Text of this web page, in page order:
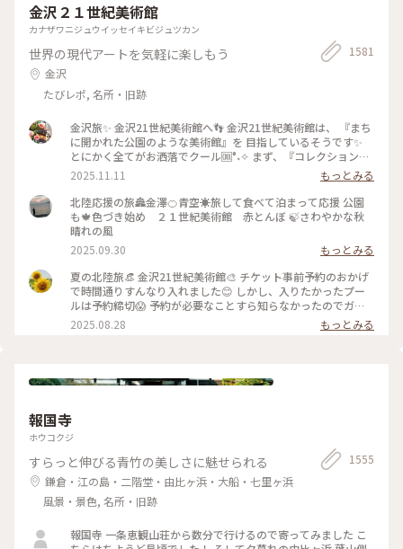
金沢２１世紀美術館
カナザワニジュウイッセイキビジュツカン
世界の現代アートを気軽に楽しもう
金沢
たびレポ, 名所・旧跡
1581
金沢旅✨ 金沢21世紀美術館へ👣 金沢21世紀美術館は、 『まち
に開かれた公園のような美術館』を 目指しているそうです✨
とにかく全てがお洒落でクール🆒°˖✧ まず、『コレクション展
2 文字の可能性』を鑑賞。 現代アート作品における「文字」
の表現に 焦点を当てて、文字が持つ可能性を 絵画、版画、
書、陶芸、映像など 様々な形式の作品を通して探求していま
す。 文字に関して多角的な視点から見た作品の数々、 こうい
う見方もあるんだ！と とても興味深かったです✨ また、
『SIDE CORE Living road, Living space / 生きている道、生き
るための場所』も鑑賞。 これは、アートチームSIDE COREの
展覧会で、 「道」や「移動」をテーマに、 ストリートカルチ
ャーの視点から 「異なる場所をつなぐ表現」、 「生きるため
の場所」を 美術館の中に創出することを目指しているそう✨
様々な角度から道や移動を見ている作品、 一体感もあってと
っても面白かったです！ 一日中いても楽しめる とっても素敵
所』 2025年10月18日(土) - 2026年3月15日(日) #金沢21世紀
#SIDECORELivingroadLivingspace/生きている道生きるため
2025.11.11
もっとみる
北陸応援の旅🏯金澤🍊青空☀️旅して食べて泊まって応援 公園
も🍁色づき始め ２１世紀美術館 赤とんぼ 🍃さわやかな秋
晴れの風
2025.09.30
もっとみる
夏の北陸旅👒 金沢21世紀美術館🎨‎ チケット事前予約のおかげ
で時間通りすんなり入れました😊 しかし、入りたかったプー
ルは予約締切😱 予約が必要なことすら知らなかったのでガッ
カリ💧 そうですよね、人気の美術館ですものね… そして雨の
ため、屋外でプールを上から覗くのも中止になっていました💧
み、上から覗くプールが見られるようになり急いで見学！ も
わいいラビットチェアや、憧れのアルネ・ヤコブセンデザイン
のアントチェアやスワンチェアに座れたのも満足✨ 女子トイレ
世紀美術館 #美術館 #金沢 #石川 #アートな景色
2025.08.28 もっとみる
報国寺
ホウコクジ
すらっと伸びる青竹の美しさに魅せられる
鎌倉・江の島・二階堂・由比ヶ浜・大船・七里ヶ浜
風景・景色, 名所・旧跡
1555
報国寺 一条恵観山荘から数分で行けるので寄ってみました こ